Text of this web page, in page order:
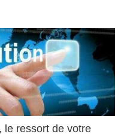
le ressort de votre